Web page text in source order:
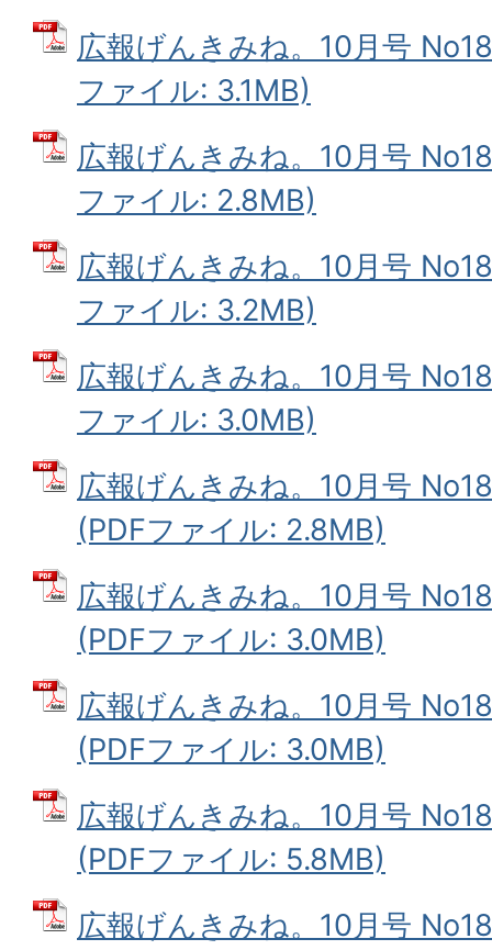
広報げんきみね。10月号
ファイル: 3.1MB)
広報げんきみね。10月号
ファイル: 2.8MB)
広報げんきみね。10月号
ファイル: 3.2MB)
広報げんきみね。10月号
ファイル: 3.0MB)
広報げんきみね。10月号
(PDFファイル: 2.8MB)
広報げんきみね。10月号
(PDFファイル: 3.0MB)
広報げんきみね。10月号
(PDFファイル: 3.0MB)
広報げんきみね。10月号
(PDFファイル: 5.8MB)
広報げんきみね。10月号